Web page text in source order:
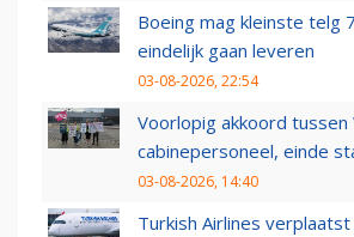
Boeing mag kleinste telg
eindelijk gaan leveren
03-08-2026, 22:54
Voorlopig akkoord tussen
cabinepersoneel, einde
03-08-2026, 14:40
Turkish Airlines